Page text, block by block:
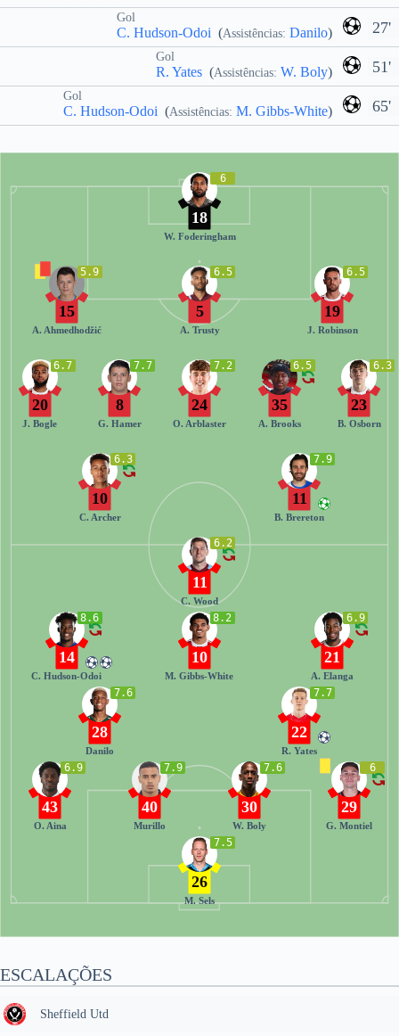
27'
Gol
C. Hudson-Odoi (Assistências: Danilo)
51'
Gol
R. Yates (Assistências: W. Boly)
65'
Gol
C. Hudson-Odoi (Assistências: M. Gibbs-White)
6
18
W. Foderingham
6.5
19
J. Robinson
6.5
5
A. Trusty
5.9
15
A. Ahmedhodžić
6.3
23
B. Osborn
6.5
35
A. Brooks
7.2
24
O. Arblaster
7.7
8
G. Hamer
6.7
20
J. Bogle
7.9
11
B. Brereton
6.3
10
C. Archer
7.5
26
M. Sels
6.9
43
O. Aina
7.9
40
Murillo
7.6
30
W. Boly
6
29
G. Montiel
7.6
28
Danilo
7.7
22
R. Yates
8.6
14
C. Hudson-Odoi
8.2
10
M. Gibbs-White
6.9
21
A. Elanga
6.2
11
C. Wood
ESCALAÇÕES
Sheffield Utd